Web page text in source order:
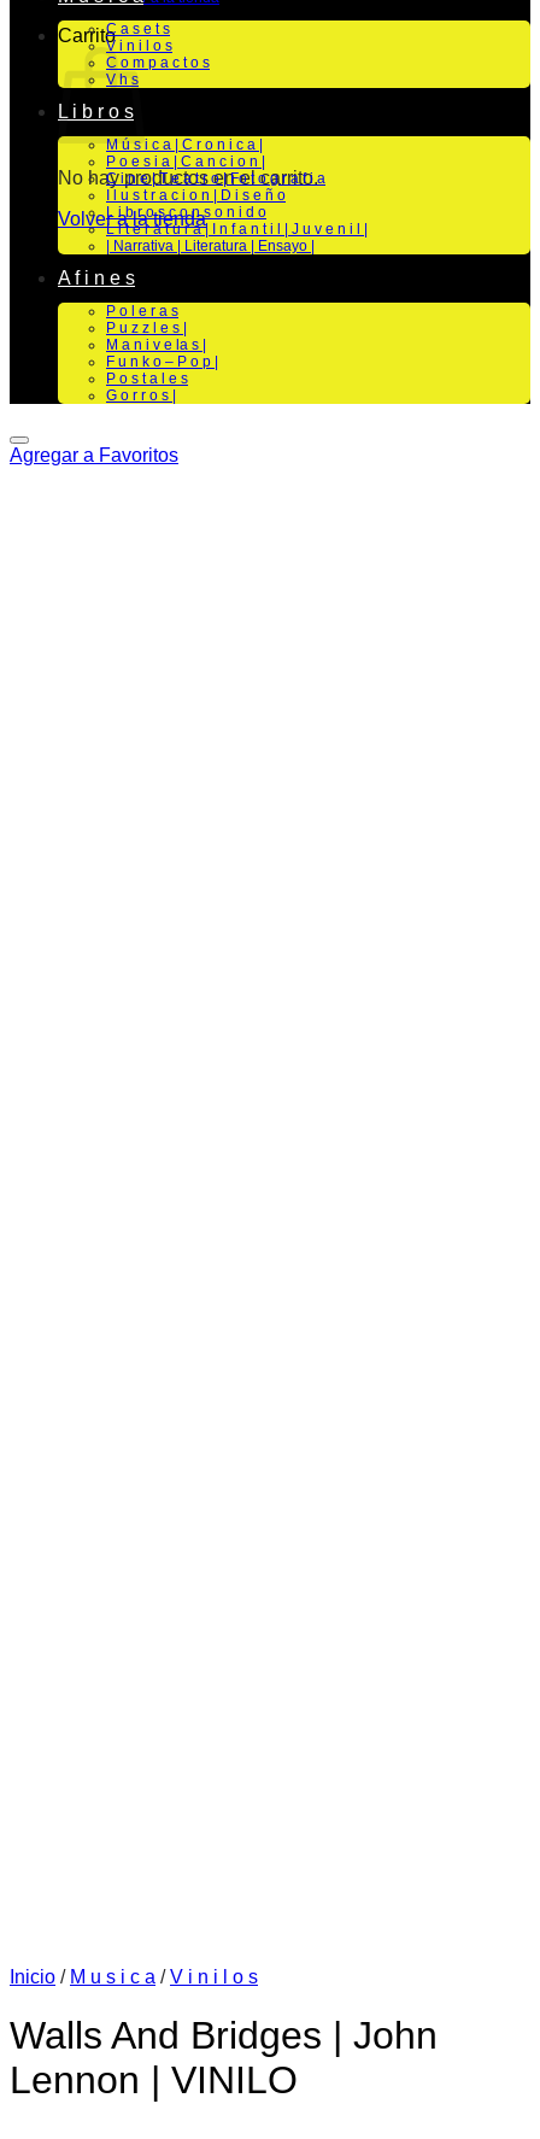
Carrito
No hay productos en el carrito.
Volver a la tienda
C a s e t s
V i n i l o s
C o m p a c t o s
V h s
L i b r o s
M ú s i c a | C r o n i c a |
P o e s i a | C a n c i o n |
C i n e | T e a t r o | Fo t o g r a f i a
I l u s t r a c i o n | D i s e ñ o
L i b r o s c o n s o n i d o
L i t e r a t u r a | I n f a n t i l | J u v e n i l |
| Narrativa | Literatura | Ensayo |
A f i n e s
P o l e r a s
P u z z l e s |
M a n i v e la s |
F u n k o – P o p |
P o s t a l e s
G o r r o s |
Agregar a Favoritos
Inicio / M u s i c a / V i n i l o s
Walls And Bridges | John
Lennon | VINILO